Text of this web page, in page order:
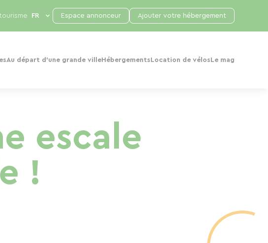
Au départ d'une grande ville Hébergements Location de vélos Le mag
Espace annonceur Ajouter votre hébergement
escale
!